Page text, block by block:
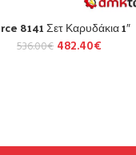
8141 Σετ Καρυδάκια 1″
536.00€ 482.40€